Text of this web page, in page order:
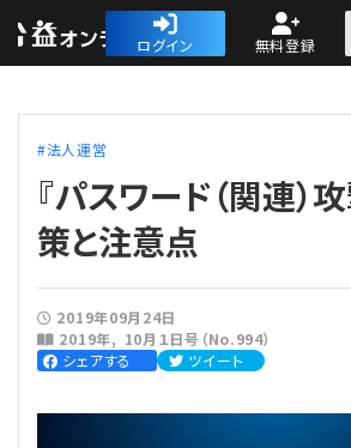
ログイン 無料登録
人気記事
法人運営
法人運営
会計・税務
法人運営
『パスワード（関連）
策と注意点
2019年09月24日
2019年
10月１日号（No.994）
シェアする
ツイート